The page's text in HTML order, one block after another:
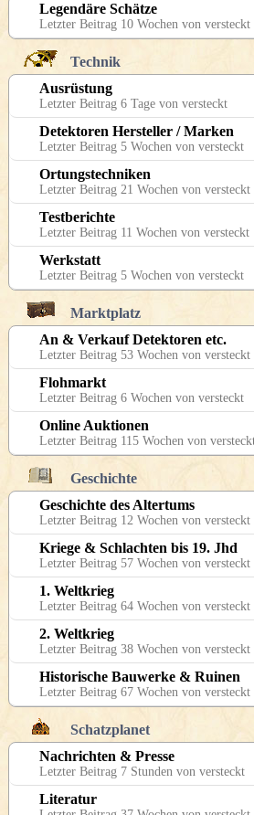
Legendäre Schätze
Letzter Beitrag 10 Wochen von versteckt
Technik
Ausrüstung
Letzter Beitrag 6 Tage von versteckt
Detektoren Hersteller / Marken
Letzter Beitrag 5 Wochen von versteckt
Ortungstechniken
Letzter Beitrag 21 Wochen von versteckt
Testberichte
Letzter Beitrag 11 Wochen von versteckt
Werkstatt
Letzter Beitrag 5 Wochen von versteckt
Marktplatz
An & Verkauf Detektoren etc.
Letzter Beitrag 53 Wochen von versteckt
Flohmarkt
Letzter Beitrag 6 Wochen von versteckt
Online Auktionen
Letzter Beitrag 115 Wochen von
Geschichte
Geschichte des Altertums
Letzter Beitrag 12 Wochen von versteckt
Kriege & Schlachten bis 19. Jhd
Letzter Beitrag 57 Wochen von versteckt
1. Weltkrieg
Letzter Beitrag 64 Wochen von versteckt
2. Weltkrieg
Letzter Beitrag 38 Wochen von versteckt
Historische Bauwerke & Ruinen
Letzter Beitrag 67 Wochen von versteckt
Schatzplanet
Nachrichten & Presse
Letzter Beitrag 7 Stunden von versteckt
Literatur